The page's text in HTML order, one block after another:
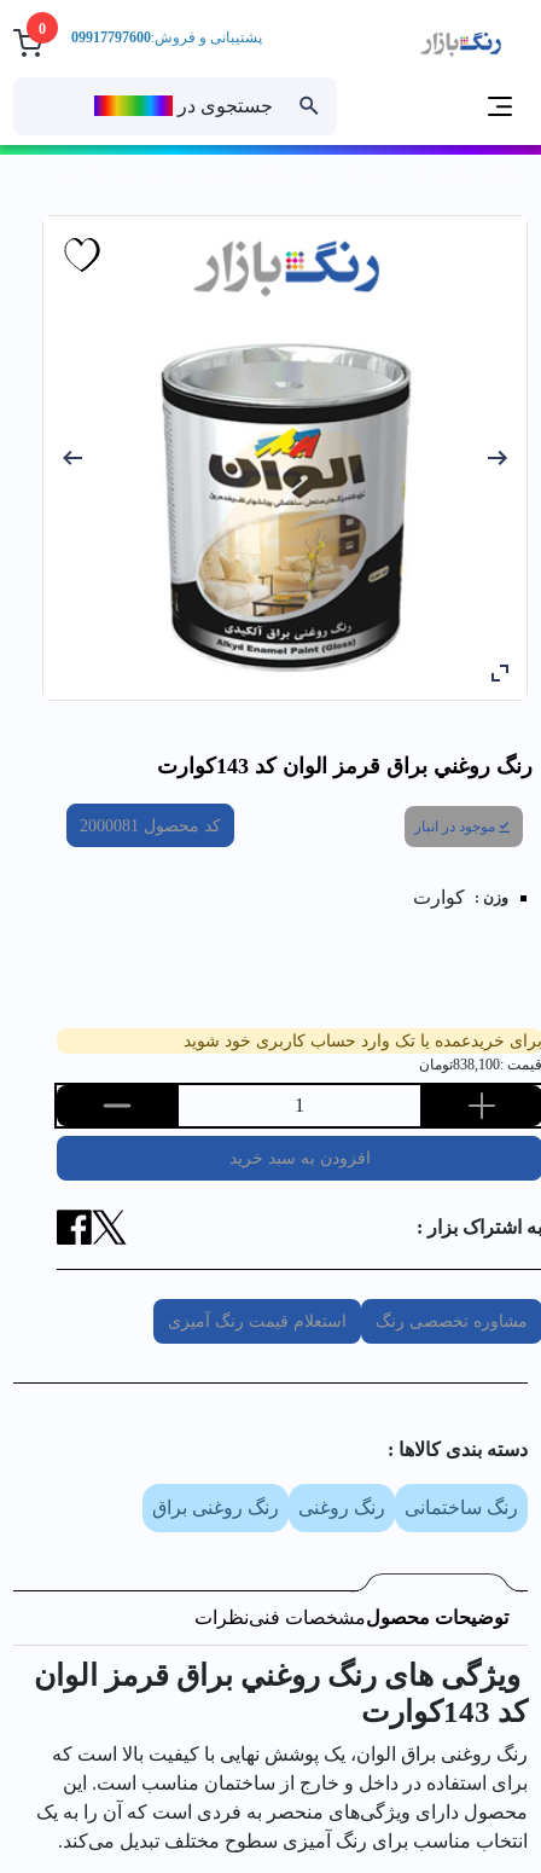
0
جستجوی در
پشتیبانی و فروش:09917797600
رنگ روغني براق قرمز الوان کد 143كوارت
موجود در انبار کد محصول 2000081
وزن : کوارت
برای خریدعمده یا تک وارد حساب کاربری خود شوید
قیمت :838,100تومان
1
افزودن به سبد خرید
به اشتراک بزار :
مشاوره تخصصی رنگ استعلام قیمت رنگ آمیزی
دسته بندی کالا‌ها :
رنگ ساختمانی رنگ روغنی رنگ روغنی براق
توضیحات محصولمشخصات فنینظرات
ویژگی های رنگ روغني براق قرمز الوان
کد 143كوارت
رنگ روغنی براق الوان، یک پوشش نهایی با کیفیت بالا است که
برای استفاده در داخل و خارج از ساختمان مناسب است. این
محصول دارای ویژگی‌های منحصر به فردی است که آن را به یک
انتخاب مناسب برای رنگ آمیزی سطوح مختلف تبدیل می‌کند.